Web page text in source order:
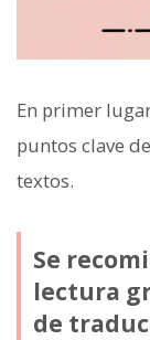
En primer
puntos clave
textos.
Se
lectura
de